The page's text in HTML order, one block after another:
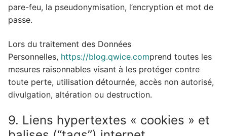
pare-feu, la pseudonymisation, l’encryption et mot de
passe.
Lors du traitement des Données
Personnelles, https://blog.qwice.comprend toutes les
mesures raisonnables visant à les protéger contre
toute perte, utilisation détournée, accès non autorisé,
divulgation, altération ou destruction.
9. Liens hypertextes « cookies » et